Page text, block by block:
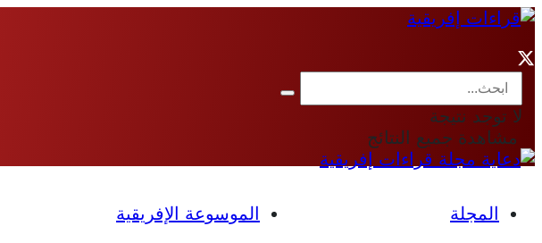
لا توجد نتيجة
مشاهدة جميع النتائج
المجلة الموسوعة الإفريقية